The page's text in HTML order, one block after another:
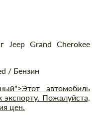
Jeep Grand Cherokee
/ Бензин
автомобиль
экспорту. Пожалуйста,
цен.